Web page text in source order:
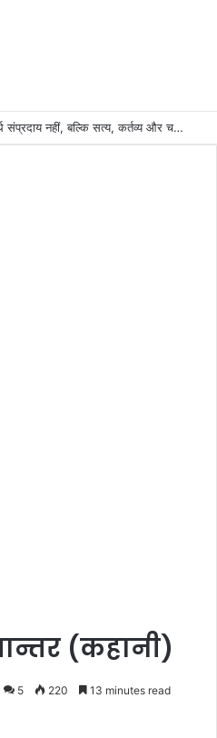
भारतीय शिक्षण पद्धति में धर्म का अर्थ संप्रदाय नहीं, बल्कि सत्य, कर्तव्य और चरित्र निर्माण है: विजय प्रकाश
(कहानी)
5 220 13 minutes read